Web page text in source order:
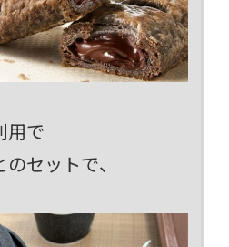
用で
セットで、